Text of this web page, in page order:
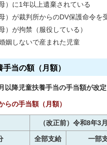
）に1年以上遺棄されている
）が裁判所からのDV保護命令を
）が拘禁（服役している）
姻しないで産まれた児童
手当の額（月額）
以降児童扶養手当の手当額が改定
らの手当額（月額）
（改正前）令和8年3
全部支給 一部